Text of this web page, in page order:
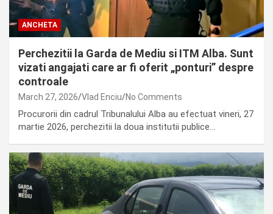
ANCHETA
Perchezitii la Garda de Mediu si ITM Alba. Sunt
vizati angajati care ar fi oferit „ponturi” despre
controale
March 27, 2026 Vlad Enciu No Comments
Procurorii din cadrul Tribunalului Alba au efectuat vineri, 27
martie 2026, perchezitii la doua institutii publice…